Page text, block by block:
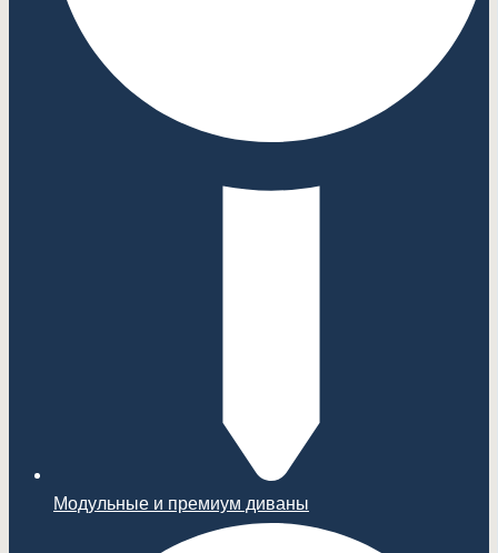
Модульные и премиум диваны